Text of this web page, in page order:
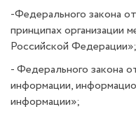
-Федерального закона
принципах организации
Российской Федерации»;
- Федерального
информации,
информации»;